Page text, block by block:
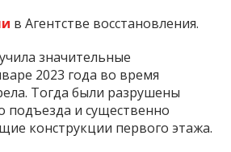
в Агентстве восстановления.
значительные
2023 года во время
Тогда были разрушены
подъезда и существенно
конструкции первого этажа.